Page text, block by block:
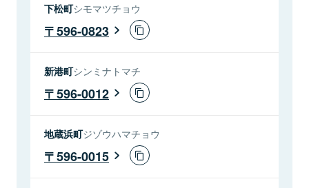
下松町シモマツチョウ
596-0823
新港町シンミナトマチ
596-0012
地蔵浜町ジゾウハマチョウ
596-0015